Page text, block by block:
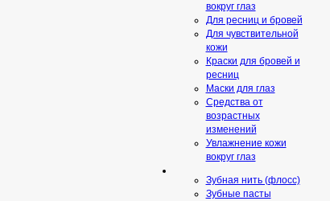
вокруг глаз
Для ресниц и бровей
Для чувствительной
кожи
Краски для бровей и
ресниц
Маски для глаз
Средства от
возрастных
изменений
Увлажнение кожи
вокруг глаз
Зубная нить (флосс)
Зубные пасты